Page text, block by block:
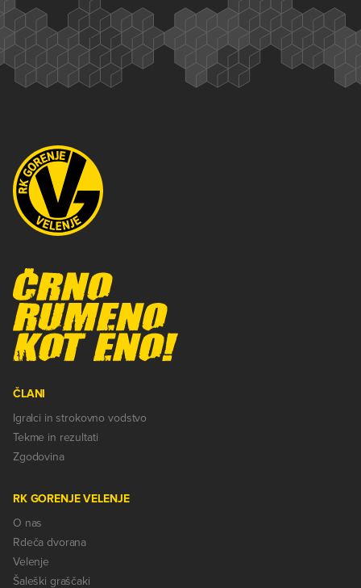
ČLANI
Igralci in strokovno vodstvo
Tekme in rezultati
Zgodovina
RK GORENJE VELENJE
O nas
Rdeča dvorana
Velenje
Šaleški graščaki